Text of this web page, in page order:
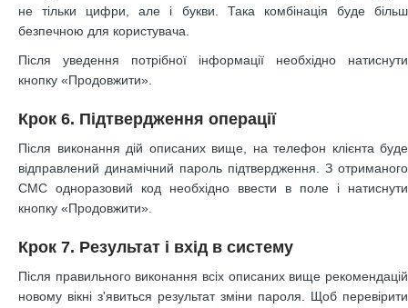
не тільки цифри, але і букви. Така комбінація буде більш
безпечною для користувача.
Після уведення потрібної інформації необхідно натиснути
кнопку «Продовжити».
Крок 6. Підтвердження операції
Після виконання дій описаних вище, на телефон клієнта буде
відправлений динамічний пароль підтвердження. З отриманого
СМС одноразовий код необхідно ввести в поле і натиснути
кнопку «Продовжити».
Крок 7. Результат і вхід в систему
Після правильного виконання всіх описаних вище рекомендацій
новому вікні з'явиться результат зміни пароля. Щоб перевірити